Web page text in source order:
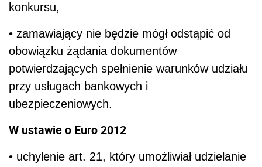
konkursu,
• zamawiający nie będzie mógł odstąpić od
obowiązku żądania dokumentów
potwierdzających spełnienie warunków udziału
przy usługach bankowych i
ubezpieczeniowych.
W ustawie o Euro 2012
• uchylenie art. 21, który umożliwiał udzielanie